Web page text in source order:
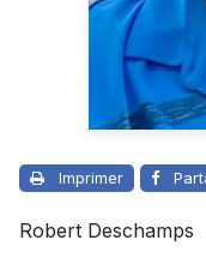
Imprimer
Robert Deschamps